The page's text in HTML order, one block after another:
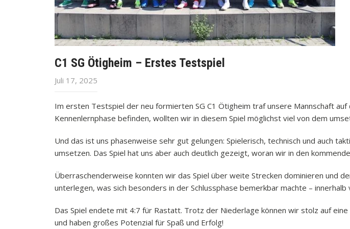
C1 SG Ötigheim – Erstes Testspiel
Juli 17, 2025
Im ersten Testspiel der neu formierten SG C1 Ötigheim traf unsere Mannschaft auf
Kennenlernphase befinden, wollten wir in diesem Spiel möglichst viel von dem
Und das ist uns phasenweise sehr gut gelungen: Spielerisch, technisch und auch
umsetzen. Das Spiel hat uns aber auch deutlich gezeigt, woran wir in den
Überraschenderweise konnten wir das Spiel über weite Strecken dominieren und
unterlegen, was sich besonders in der Schlussphase bemerkbar machte –
Das Spiel endete mit 4:7 für Rastatt. Trotz der Niederlage können wir stolz auf
und haben großes Potenzial für Spaß und Erfolg!